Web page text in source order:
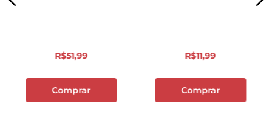
R$51,99
Comprar
R$11,99
Comprar